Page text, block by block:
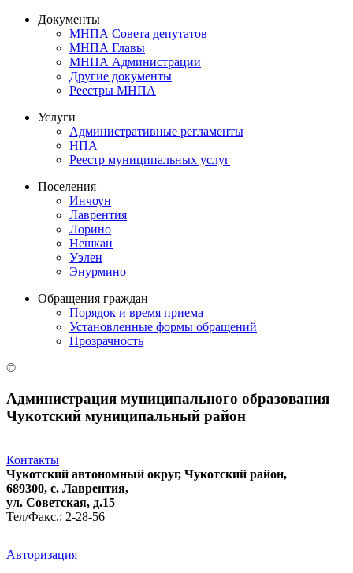
Документы
МНПА Совета депутатов
МНПА Главы
МНПА Администрации
Другие документы
Реестры МНПА
Услуги
Административные регламенты
НПА
Реестр муниципальных услуг
Поселения
Инчоун
Лаврентия
Лорино
Нешкан
Уэлен
Энурмино
Обращения граждан
Порядок и время приема
Установленные формы обращений
Прозрачность
©
Администрация муниципального образования
Чукотский муниципальный район
Контакты
Чукотский автономный округ, Чукотский район,
689300, с. Лаврентия,
ул. Советская, д.15
Тел/Факс.: 2-28-56
Авторизация